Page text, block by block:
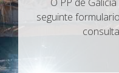
seguinte